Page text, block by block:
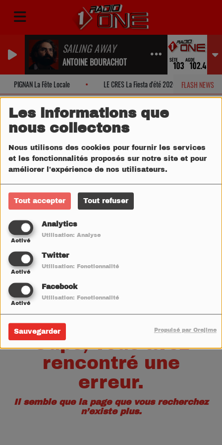
Les informations que
nous collectons
Nous utilisons des cookies pour fournir les services
et les fonctionnalités proposés sur notre site et pour
améliorer l'expérience de nos utilisateurs.
Tout accepter Tout refuser
Analytics
Activé
Utilisation: Analyse
Twitter
Activé
Utilisation: Fonctionnalité
Facebook
Activé
Utilisation: Fonctionnalité
Sauvegarder Propulsé par Orejime
SAILING AWAY
ANTOINE BOURACHOT
FLASH NEWS
PIGNAN La Fête Locale LE CRES La Fiesta d'été 2026!
Oups, vous avez
rencontré une
erreur.
Il semble que la page que vous recherchez
n’existe plus.